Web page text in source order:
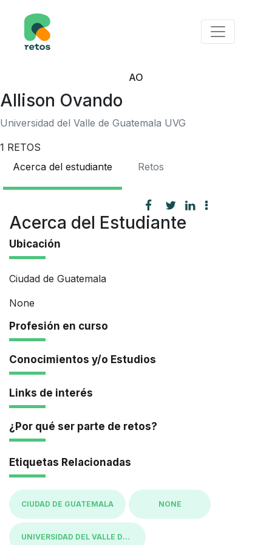
AO
Allison Ovando
Universidad del Valle de Guatemala UVG
1 RETOS
Acerca del estudiante
Retos
Acerca del Estudiante
Ubicación
Ciudad de Guatemala
None
Profesión en curso
Conocimientos y/o Estudios
Links de interés
¿Por qué ser parte de retos?
Etiquetas Relacionadas
CIUDAD DE GUATEMALA NONE
UNIVERSIDAD DEL VALLE DE GUATEMALA UVG